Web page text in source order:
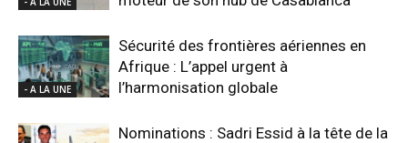
- A LA UNE
Sécurité des frontières aériennes en
Afrique : L’appel urgent à
l’harmonisation globale
Nominations : Sadri Essid à la tête de la